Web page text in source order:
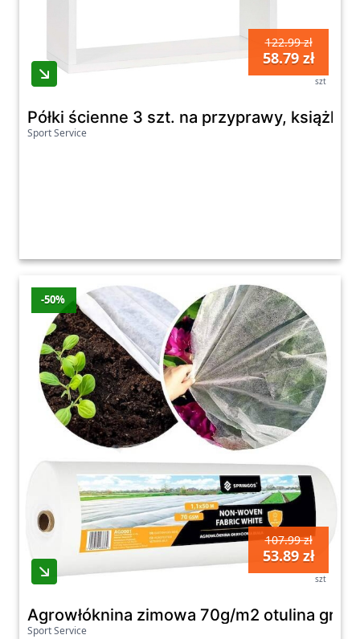
122.99 zł
58.79 zł
szt
Półki ścienne 3 szt. na przyprawy, książki
Sport Service
-50%
107.99 zł
53.89 zł
szt
Agrowłóknina zimowa 70g/m2 otulina
Sport Service